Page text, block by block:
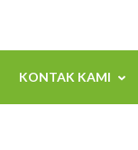
KONTAK KAMI